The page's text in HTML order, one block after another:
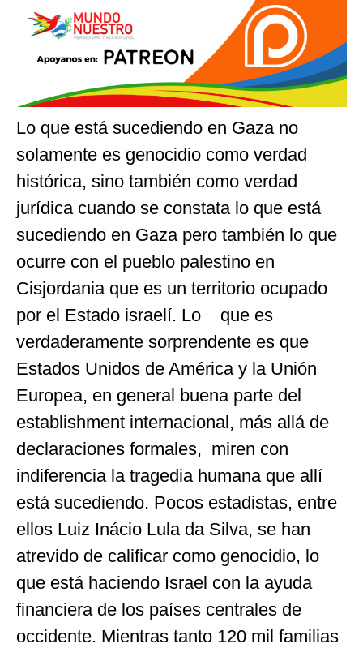
Lo que está sucediendo en Gaza no
solamente es genocidio como verdad
histórica, sino también como verdad
jurídica cuando se constata lo que está
sucediendo en Gaza pero también lo que
ocurre con el pueblo palestino en
Cisjordania que es un territorio ocupado
por el Estado israelí. Lo que es
verdaderamente sorprendente es que
Estados Unidos de América y la Unión
Europea, en general buena parte del
establishment internacional, más allá de
declaraciones formales, miren con
indiferencia la tragedia humana que allí
está sucediendo. Pocos estadistas, entre
ellos Luiz Inácio Lula da Silva, se han
atrevido de calificar como genocidio, lo
que está haciendo Israel con la ayuda
financiera de los países centrales de
occidente. Mientras tanto 120 mil familias